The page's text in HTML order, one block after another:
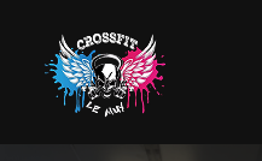
contenu
principal